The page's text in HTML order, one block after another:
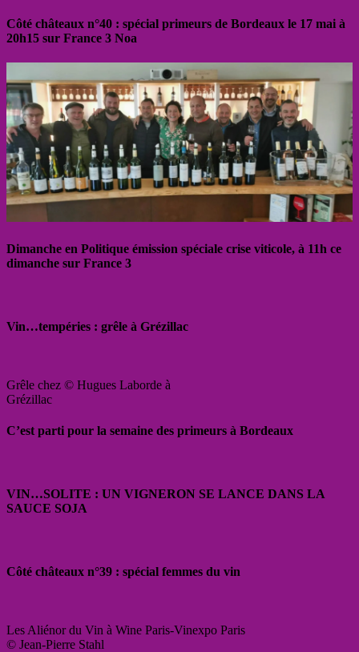
Côté châteaux n°40 : spécial primeurs de Bordeaux le 17 mai à
20h15 sur France 3 Noa
Dimanche en Politique émission spéciale crise viticole, à 11h ce
dimanche sur France 3
Vin…tempéries : grêle à Grézillac
Grêle chez © Hugues Laborde à
Grézillac
C’est parti pour la semaine des primeurs à Bordeaux
VIN…SOLITE : UN VIGNERON SE LANCE DANS LA
SAUCE SOJA
Côté châteaux n°39 : spécial femmes du vin
Les Aliénor du Vin à Wine Paris-Vinexpo Paris
© Jean-Pierre Stahl